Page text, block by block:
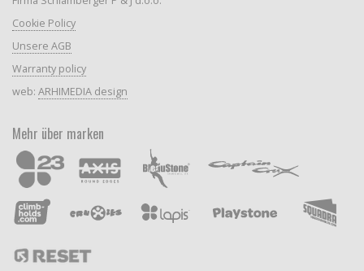
Cookie Policy
Unsere AGB
Warranty policy
web: ARHIMEDIA design
Mehr über marken